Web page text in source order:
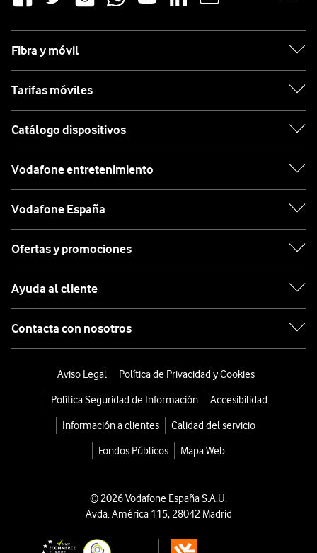
Fibra y móvil
Tarifas móviles
Catálogo dispositivos
Vodafone entretenimiento
Vodafone España
Ofertas y promociones
Ayuda al cliente
Contacta con nosotros
Aviso Legal
Política de Privacidad y Cookies
Política Seguridad de Información
Accesibilidad
Información a clientes
Calidad del servicio
Fondos Públicos
Mapa Web
© 2026 Vodafone España S.A.U.
Avda. América 115, 28042 Madrid